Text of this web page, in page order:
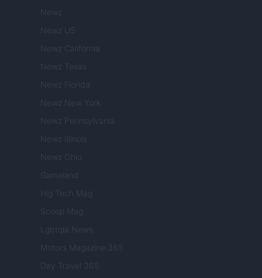
Newz
Newz US
Newz California
Newz Texas
Newz Florida
Newz New York
Newz Pennsylvania
Newz Illinois
Newz Ohio
Gameland
Hig Tech Mag
Scoop Mag
Lgbtqia News
Motors Magazine 365
Day Travel 365